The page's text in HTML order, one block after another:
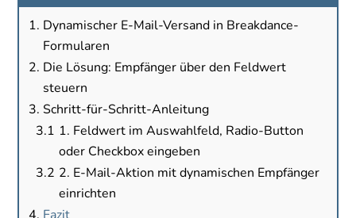
Dynamischer E-Mail-Versand in Breakdance-
Formularen
Die Lösung: Empfänger über den Feldwert
steuern
Schritt-für-Schritt-Anleitung
1. Feldwert im Auswahlfeld, Radio-Button
oder Checkbox eingeben
2. E-Mail-Aktion mit dynamischen Empfänger
einrichten